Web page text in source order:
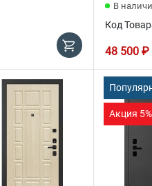
В
Код
48 500 ₽
Акция 5%